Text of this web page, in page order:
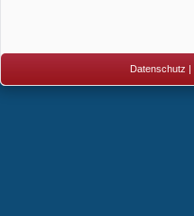
Datenschutz |